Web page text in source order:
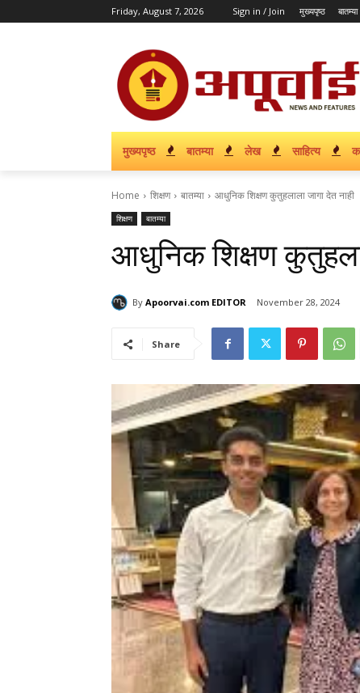
Friday, August 7, 2026 Sign in / Join मुख्यपृष्ठ बातम्या
मुख्यपृष्ठ बातम्या लेख साहित्य
Home शिक्षण बातम्या आधुनिक शिक्षण कुतुहलाला जागा देत नाही
शिक्षण बातम्या
आधुनिक शिक्षण
By Apoorvai.com EDITOR November 28, 2024
Share